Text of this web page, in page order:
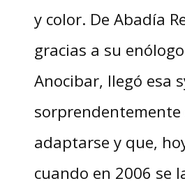
y color. De Abadía
gracias a su
Anocibar, llegó esa
sorprendentemente
adaptarse y que,
cuando en 2006 se